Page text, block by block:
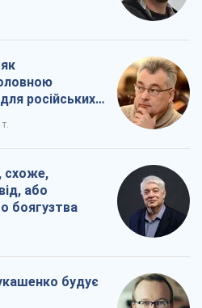
російських
схоже,
або
боягузтва
будує